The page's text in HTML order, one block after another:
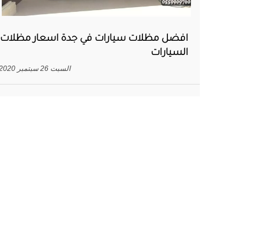
افضل مظلات سيارات في جدة اسعار مظلات
السيارات
السبت 26 سبتمبر 2020